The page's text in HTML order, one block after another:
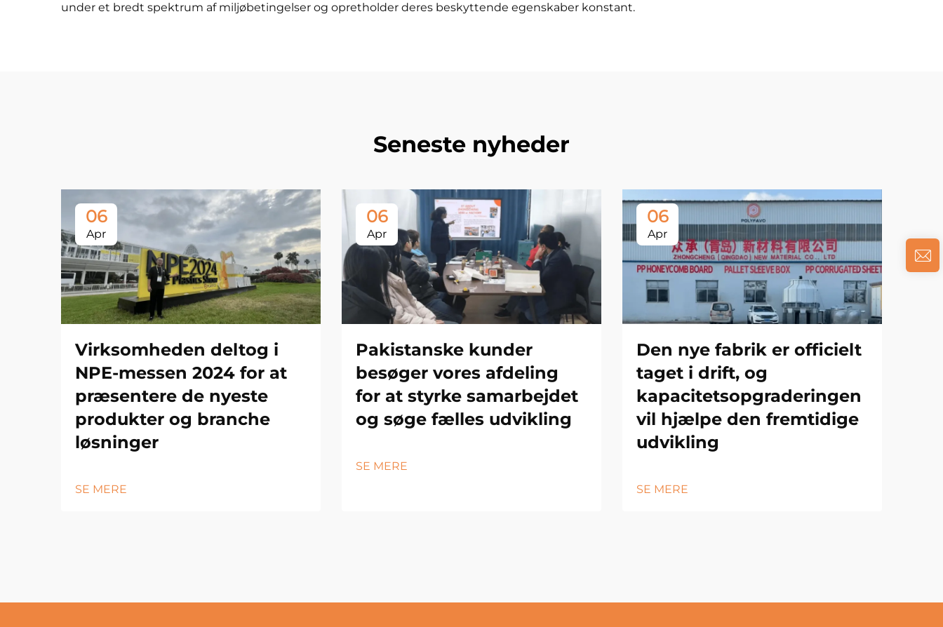
under et bredt spektrum af miljøbetingelser og opretholder deres beskyttende egenskaber konstant.
Seneste nyheder
06
Apr
Virksomheden deltog i
NPE-messen 2024 for at
præsentere de nyeste
produkter og branche
løsninger
SE MERE
06
Apr
Pakistanske kunder
besøger vores afdeling
for at styrke samarbejdet
og søge fælles udvikling
SE MERE
06
Apr
Den nye fabrik er officielt
taget i drift, og
kapacitetsopgraderingen
vil hjælpe den fremtidige
udvikling
SE MERE